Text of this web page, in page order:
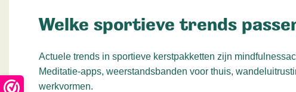
Welke sportieve trends
Actuele trends in sportieve kerstpakketten zijn
Meditatie-apps, weerstandsbanden voor thuis,
werkvormen.